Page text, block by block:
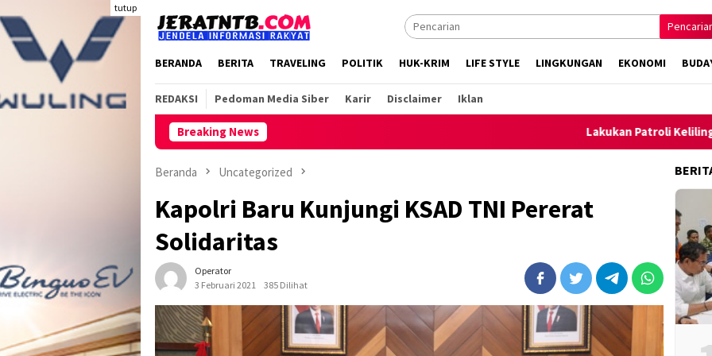
ke
konten
tutup
BERANDA BERITA TRAVELING POLITIK HUK-KRIM LIFE STYLE LINGKUNGAN EKONOMI
REDAKSI Pedoman Media Siber Karir Disclaimer Iklan
Breaking News Lakukan Patroli Keliling, Polsek
Beranda Uncategorized
Kapolri Baru Kunjungi KSAD TNI Pererat
Solidaritas
Operator
3 Februari 2021
385 Dilihat